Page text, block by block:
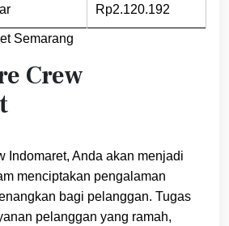
Rp2.120.192
Semarang
Crew
Indomaret, Anda akan menjadi
menciptakan pengalaman
bagi pelanggan. Tugas
pelanggan yang ramah,